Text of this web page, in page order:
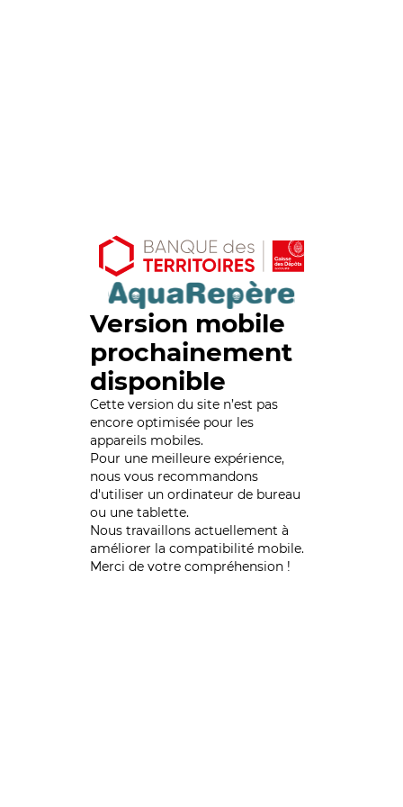
Version mobile
prochainement
disponible
Cette version du site n’est pas
encore optimisée pour les
appareils mobiles.
Pour une meilleure expérience,
nous vous recommandons
d'utiliser un ordinateur de bureau
ou une tablette.
Nous travaillons actuellement à
améliorer la compatibilité mobile.
Merci de votre compréhension !